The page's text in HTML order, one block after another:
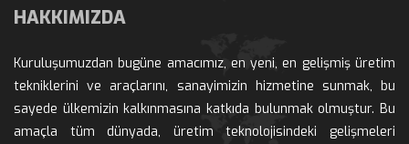
HAKKIMIZDA
Kuruluşumuzdan bugüne amacımız, en yeni, en gelişmiş üretim
tekniklerini ve araçlarını, sanayimizin hizmetine sunmak, bu
ayede ülkemizin kalkınmasına katkıda bulunmak olmuştur. Bu
amaçla tüm dünyada, üretim teknolojisindeki gelişmeleri